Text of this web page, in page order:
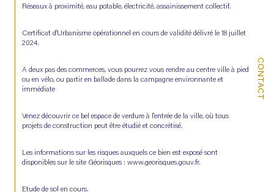
CONTACT
Réseaux à proximité, eau potable, électricité, assainissement collectif.
Certificat d'Urbanisme opérationnel en cours de validité délivré le 18 juillet
2024.
A deux pas des commerces, vous pourrez vous rendre au centre ville à pied
ou en vélo, ou partir en ballade dans la campagne environnante et
immédiate
Venez découvrir ce bel espace de verdure à l'entrée de la ville, où tous
projets de construction peut être étudié et concrétisé.
Les informations sur les risques auxquels ce bien est exposé sont
disponibles sur le site Géorisques : www.georisques.gouv.fr.
Etude de sol en cours.